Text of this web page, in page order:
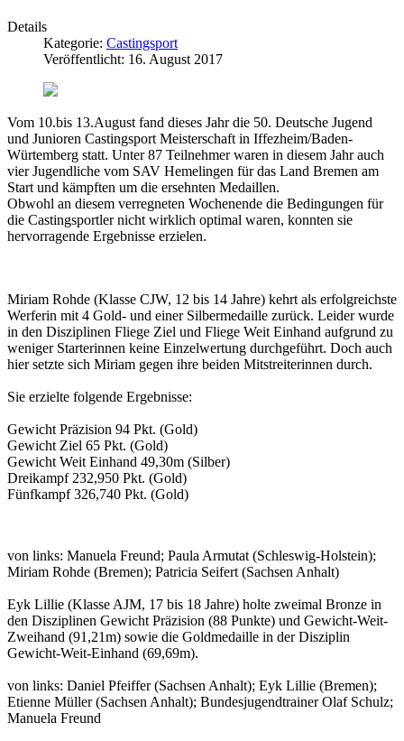
Details
Kategorie: Castingsport
Veröffentlicht: 16. August 2017
Vom 10.bis 13.August fand dieses Jahr die 50. Deutsche Jugend
und Junioren Castingsport Meisterschaft in Iffezheim/Baden-
Würtemberg statt. Unter 87 Teilnehmer waren in diesem Jahr auch
vier Jugendliche vom SAV Hemelingen für das Land Bremen am
Start und kämpften um die ersehnten Medaillen.
Obwohl an diesem verregneten Wochenende die Bedingungen für
die Castingsportler nicht wirklich optimal waren, konnten sie
hervorragende Ergebnisse erzielen.
Miriam Rohde (Klasse CJW, 12 bis 14 Jahre) kehrt als erfolgreichste
Werferin mit 4 Gold- und einer Silbermedaille zurück. Leider wurde
in den Disziplinen Fliege Ziel und Fliege Weit Einhand aufgrund zu
weniger Starterinnen keine Einzelwertung durchgeführt. Doch auch
hier setzte sich Miriam gegen ihre beiden Mitstreiterinnen durch.
Sie erzielte folgende Ergebnisse:
Gewicht Präzision 94 Pkt. (Gold)
Gewicht Ziel 65 Pkt. (Gold)
Gewicht Weit Einhand 49,30m (Silber)
Dreikampf 232,950 Pkt. (Gold)
Fünfkampf 326,740 Pkt. (Gold)
von links: Manuela Freund; Paula Armutat (Schleswig-Holstein);
Miriam Rohde (Bremen); Patricia Seifert (Sachsen Anhalt)
Eyk Lillie (Klasse AJM, 17 bis 18 Jahre) holte zweimal Bronze in
den Disziplinen Gewicht Präzision (88 Punkte) und Gewicht-Weit-
Zweihand (91,21m) sowie die Goldmedaille in der Disziplin
Gewicht-Weit-Einhand (69,69m).
von links: Daniel Pfeiffer (Sachsen Anhalt); Eyk Lillie (Bremen);
Etienne Müller (Sachsen Anhalt); Bundesjugendtrainer Olaf Schulz;
Manuela Freund